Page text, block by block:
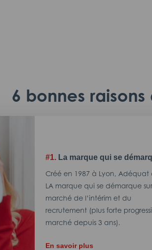
6 bonnes
#1. La marque qui se
Créé en 1987 à Lyon, Adéquat
LA marque qui se démarque
marché de l’intérim et du
recrutement (plus forte
marché depuis 3 ans).
En savoir plus